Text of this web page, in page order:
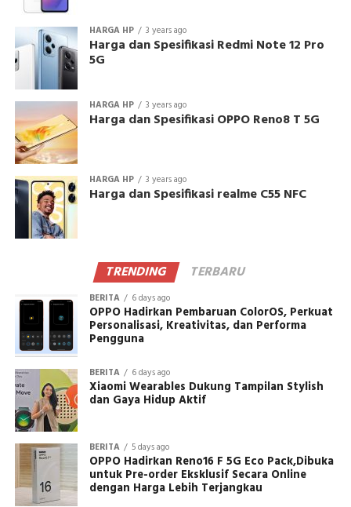
HARGA HP 3 years ago
Harga dan Spesifikasi Redmi Note 12 Pro
5G
HARGA HP 3 years ago
Harga dan Spesifikasi OPPO Reno8 T 5G
HARGA HP 3 years ago
Harga dan Spesifikasi realme C55 NFC
TRENDING TERBARU
BERITA 6 days ago
OPPO Hadirkan Pembaruan ColorOS, Perkuat
Personalisasi, Kreativitas, dan Performa
Pengguna
BERITA 6 days ago
Xiaomi Wearables Dukung Tampilan Stylish
dan Gaya Hidup Aktif
BERITA 5 days ago
OPPO Hadirkan Reno16 F 5G Eco Pack,Dibuka
untuk Pre-order Eksklusif Secara Online
dengan Harga Lebih Terjangkau